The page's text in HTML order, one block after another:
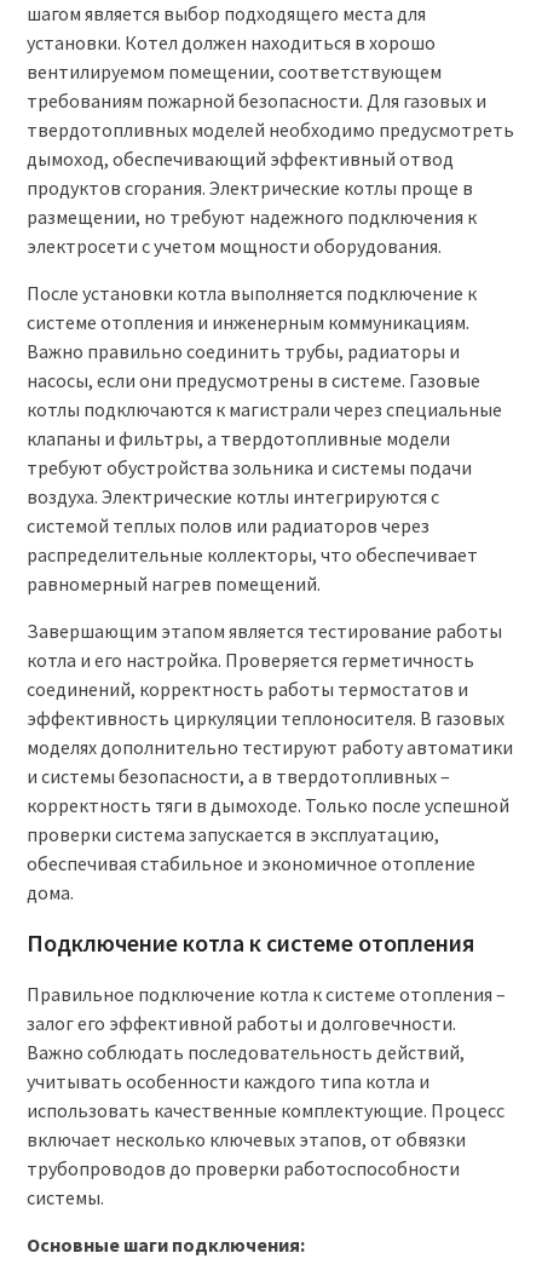
шагом является выбор подходящего места для
установки. Котел должен находиться в хорошо
вентилируемом помещении, соответствующем
требованиям пожарной безопасности. Для газовых и
твердотопливных моделей необходимо предусмотреть
дымоход, обеспечивающий эффективный отвод
продуктов сгорания. Электрические котлы проще в
размещении, но требуют надежного подключения к
электросети с учетом мощности оборудования.
После установки котла выполняется подключение к
системе отопления и инженерным коммуникациям.
Важно правильно соединить трубы, радиаторы и
насосы, если они предусмотрены в системе. Газовые
котлы подключаются к магистрали через специальные
клапаны и фильтры, а твердотопливные модели
требуют обустройства зольника и системы подачи
воздуха. Электрические котлы интегрируются с
системой теплых полов или радиаторов через
распределительные коллекторы, что обеспечивает
равномерный нагрев помещений.
Завершающим этапом является тестирование работы
котла и его настройка. Проверяется герметичность
соединений, корректность работы термостатов и
эффективность циркуляции теплоносителя. В газовых
моделях дополнительно тестируют работу автоматики
и системы безопасности, а в твердотопливных –
корректность тяги в дымоходе. Только после успешной
проверки система запускается в эксплуатацию,
обеспечивая стабильное и экономичное отопление
дома.
Подключение котла к системе отопления
Правильное подключение котла к системе отопления –
залог его эффективной работы и долговечности.
Важно соблюдать последовательность действий,
учитывать особенности каждого типа котла и
использовать качественные комплектующие. Процесс
включает несколько ключевых этапов, от обвязки
трубопроводов до проверки работоспособности
системы.
Основные шаги подключения: